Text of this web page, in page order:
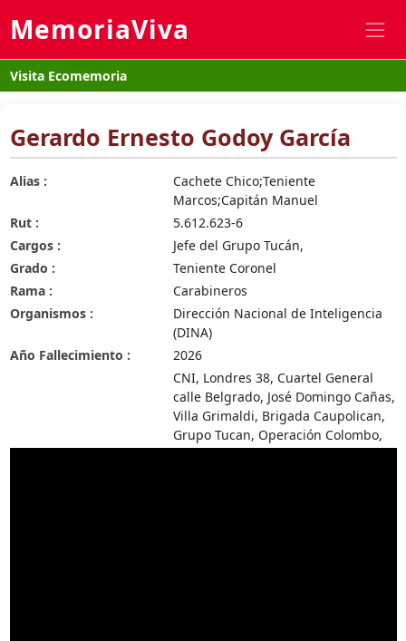
MemoriaViva
Visita Ecomemoria
Gerardo Ernesto Godoy García
Alias :
Cachete Chico;Teniente
Marcos;Capitán Manuel
Rut :
5.612.623-6
Cargos :
Jefe del Grupo Tucán,
Grado :
Teniente Coronel
Rama :
Carabineros
Organismos :
Dirección Nacional de Inteligencia
(DINA)
Año Fallecimiento :
2026
CNI, Londres 38, Cuartel General
calle Belgrado, José Domingo Cañas,
Villa Grimaldi, Brigada Caupolican,
Grupo Tucan, Operación Colombo,